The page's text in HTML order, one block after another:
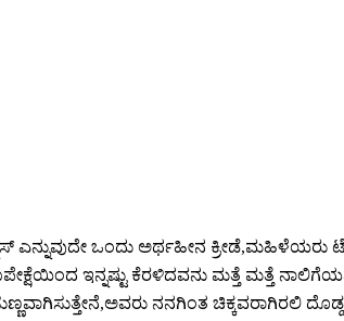
ಒಂದು ಅರ್ಥಹೀನ ಕ್ರೀಡೆ,ಮಹಿಳೆಯರು
ಇನ್ನಷ್ಟು ಕೆರಳಿದವನು ಮತ್ತೆ ಮತ್ತೆ
ನನಗಿಂತ ಚಿಕ್ಕವರಾಗಿರಲಿ